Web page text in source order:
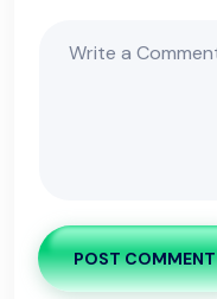
POST COMMENT